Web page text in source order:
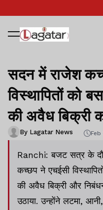
सदन में राजेश
विस्थापितों को
की अवैध बिक्री
By Lagatar News Feb
Ranchi: बजट सत्र के
कच्छप ने एचईसी
की अवैध बिक्री और
उठाया. उन्होंने लटमा,